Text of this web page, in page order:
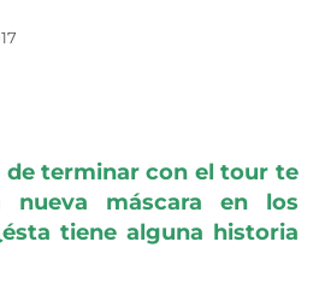
de terminar con el tour te
nueva máscara en los
tiene alguna historia